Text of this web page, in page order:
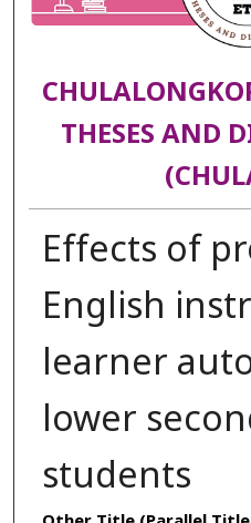
THESES AND
Effects of
English
learner
lower
students